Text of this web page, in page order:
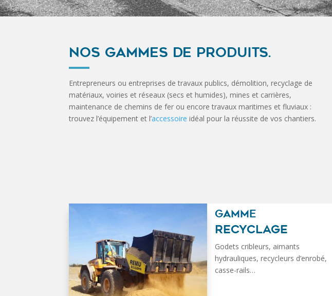
NOS GAMMES DE PRODUITS.
Entrepreneurs ou entreprises de travaux publics, démolition, recyclage de
matériaux, voiries et réseaux (secs et humides), mines et carrières,
maintenance de chemins de fer ou encore travaux maritimes et fluviaux :
trouvez l’équipement et l’accessoire idéal pour la réussite de vos chantiers.
GAMME
RECYCLAGE
Godets cribleurs, aimants
hydrauliques, recycleurs d’enrobé,
casse-rails…